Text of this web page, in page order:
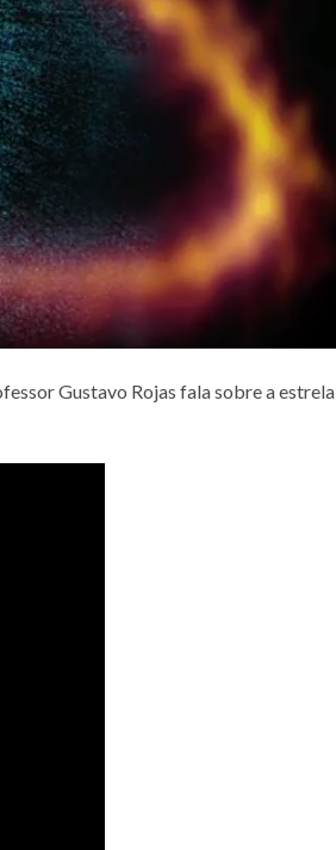
Gustavo Rojas fala sobre a estrela